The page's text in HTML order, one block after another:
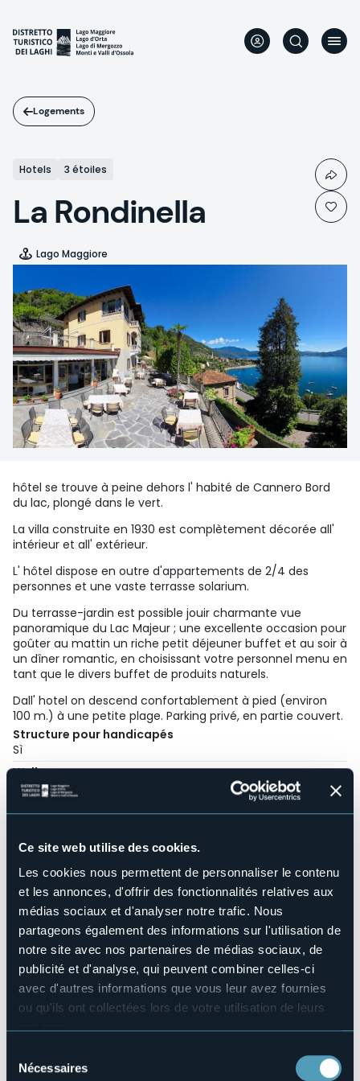
Ce site web utilise des cookies.
Les cookies nous permettent de personnaliser le contenu
et les annonces, d'offrir des fonctionnalités relatives aux
médias sociaux et d'analyser notre trafic. Nous
partageons également des informations sur l'utilisation de
notre site avec nos partenaires de médias sociaux, de
publicité et d'analyse, qui peuvent combiner celles-ci
avec d'autres informations que vous leur avez fournies
ou qu'ils ont collectées lors de votre utilisation de leurs
manière de les gérer et de les supprimer,
cliquez ici
Nécessaires
contenu
principal
Logements
Hotels 3 étoiles
La Rondinella
Lago Maggiore
hôtel se trouve à peine dehors l' habité de Cannero Bord
du lac, plongé dans le vert.
La villa construite en 1930 est complètement décorée all'
intérieur et all' extérieur.
L' hôtel dispose en outre d'appartements de 2/4 des
personnes et une vaste terrasse solarium.
Du terrasse-jardin est possible jouir charmante vue
panoramique du Lac Majeur ; une excellente occasion pour
goûter au mattin un riche petit déjeuner buffet et au soir à
un dîner romantic, en choisissant votre personnel menu en
tant que le divers buffet de produits naturels.
Dall' hotel on descend confortablement à pied (environ
100 m.) à une petite plage. Parking privé, en partie couvert.
Structure pour handicapés
Sì
Wellness
No
Salles de conférences
Piscine
Animaux acceptés
No
Nombre d'appartements
Nombres de chambres
16
Nombres de lits
29
E-mail
Site Internet